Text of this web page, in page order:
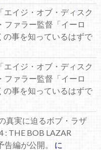
イジ・オブ・ディスク
ファラー監督「イーロ
の事を知っているはずで
イジ・オブ・ディスク
ファラー監督「イーロ
の事を知っているはずで
真実に迫るボブ・ラザ
: THE BOB LAZAR
編が公開。
に